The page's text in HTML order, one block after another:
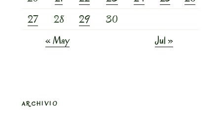
27
28 29
30
« May
Jul »
ARCHIVIO